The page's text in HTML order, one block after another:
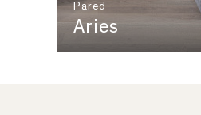
Pared
Aries